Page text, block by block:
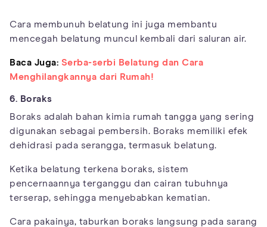
Cara membunuh belatung ini juga membantu
mencegah belatung muncul kembali dari saluran air.
Baca Juga: Serba-serbi Belatung dan Cara
Menghilangkannya dari Rumah!
6. Boraks
Boraks adalah bahan kimia rumah tangga yang sering
digunakan sebagai pembersih. Boraks memiliki efek
dehidrasi pada serangga, termasuk belatung.
Ketika belatung terkena boraks, sistem
pencernaannya terganggu dan cairan tubuhnya
terserap, sehingga menyebabkan kematian.
Cara pakainya, taburkan boraks langsung pada sarang